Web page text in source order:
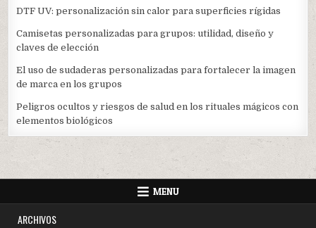
DTF UV: personalización sin calor para superficies rígidas
Camisetas personalizadas para grupos: utilidad, diseño y
claves de elección
El uso de sudaderas personalizadas para fortalecer la imagen
de marca en los grupos
Peligros ocultos y riesgos de salud en los rituales mágicos con
elementos biológicos
MENU
ARCHIVOS